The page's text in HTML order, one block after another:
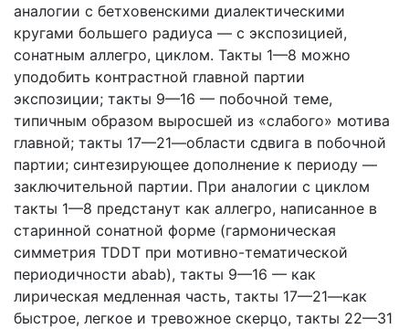
аналогии с бетховенскими диалектическими
кругами большего радиуса — с экспозицией,
сонатным аллегро, циклом. Такты 1—8 можно
уподобить контрастной главной партии
экспозиции; такты 9—16 — побочной теме,
типичным образом выросшей из «слабого» мотива
главной; такты 17—21—области сдвига в побочной
партии; синтезирующее дополнение к периоду —
заключительной партии. При аналогии с циклом
такты 1—8 предстанут как аллегро, написанное в
старинной сонатной форме (гармоническая
симметрия TDDT при мотивно-тематической
периодичности abab), такты 9—16 — как
лирическая медленная часть, такты 17—21—как
быстрое, легкое и тревожное скерцо, такты 22—31